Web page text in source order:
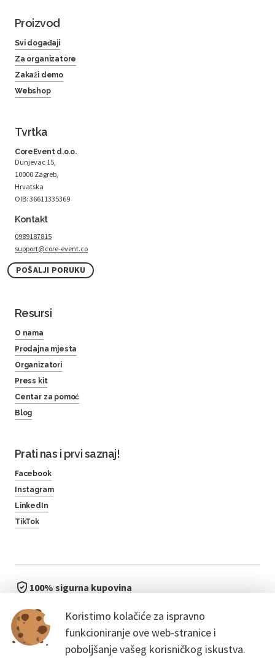
Koristimo kolačiće za ispravno
funkcioniranje ove web-stranice i
poboljšanje vašeg korisničkog iskustva.
Proizvod
Svi događaji
Za organizatore
Zakaži demo
Webshop
Tvrtka
CoreEvent d.o.o.
Dunjevac 15,
10000 Zagreb,
Hrvatska
OIB: 36611335369
Kontakt
0989187815
support@core-event.co
POŠALJI PORUKU
Resursi
O nama
Prodajna mjesta
Organizatori
Press kit
Centar za pomoć
Blog
Prati nas i prvi saznaj!
Facebook
Instagram
LinkedIn
TikTok
100% sigurna kupovina
bez čekanja u redu